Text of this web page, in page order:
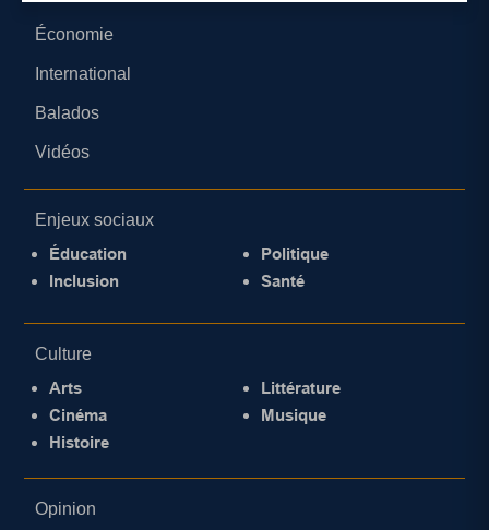
Économie
International
Balados
Vidéos
Enjeux sociaux
Éducation
Inclusion
Politique
Santé
Culture
Arts
Cinéma
Histoire
Littérature
Musique
Opinion